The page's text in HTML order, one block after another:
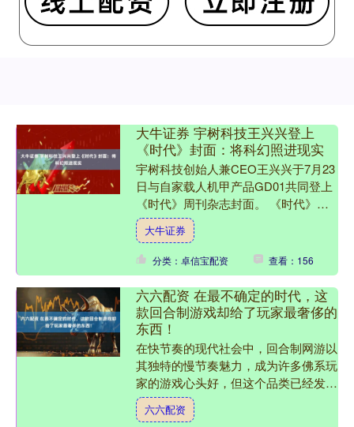
大牛证券 宇树科技王兴兴登上
《时代》封面：将科幻照进现实
宇树科技创始人兼CEO王兴兴于7月23
日与自家载人机甲产品GD01共同登上
《时代》周刊杂志封面。 《时代》周
刊称，本次是王兴兴首次接受国际媒体
专访，他向《时代》....
大牛证券
分类：卓信宝配资 查看：156
六六配资 在最不确定的时代，这
款回合制游戏却给了玩家最奢侈的
东西！
在快节奏的现代社会中，回合制网游以
其独特的慢节奏魅力，成为许多佛系玩
家的游戏心头好，但这个品类已经发展
多年，基本已经形成了一套固有的“引
导消费”模式。 回合制玩....
六六配资